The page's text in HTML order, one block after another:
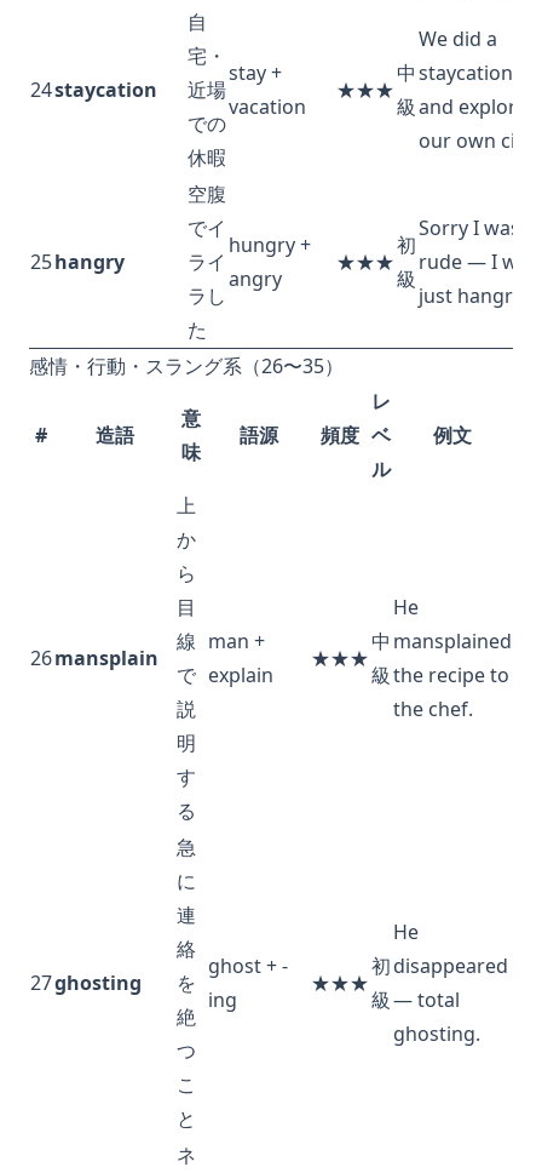
24staycation
自
宅・
近場
での
休暇
stay +
vacation
★★★
中
級
We did a
staycation
and explored
our own city.
25hangry
空腹
でイ
ライ
ラし
た
hungry +
angry
★★★
初
級
Sorry I was
rude — I was
just hangry.
感情・行動・スラング系（26〜35）
# 造語
意
味
語源 頻度
レ
ベ
ル
例文
26mansplain
上
か
ら
目
線
で
説
明
す
る
man +
explain
★★★
中
級
He
mansplained
the recipe to
the chef.
27ghosting
急
に
連
絡
を
絶
つ
こ
と
ghost + -
ing
★★★
初
級
He
disappeared
— total
ghosting.
ネ